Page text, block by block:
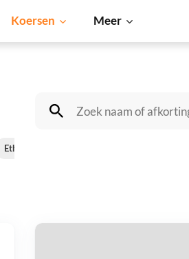
Koersen Meer
Ethereum